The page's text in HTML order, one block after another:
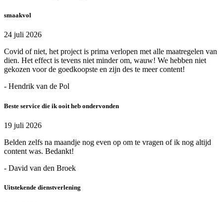
smaakvol
24 juli 2026
Covid of niet, het project is prima verlopen met alle maatregelen van
dien. Het effect is tevens niet minder om, wauw! We hebben niet
gekozen voor de goedkoopste en zijn des te meer content!
- Hendrik van de Pol
Beste service die ik ooit heb ondervonden
19 juli 2026
Belden zelfs na maandje nog even op om te vragen of ik nog altijd
content was. Bedankt!
- David van den Broek
Uitstekende dienstverlening